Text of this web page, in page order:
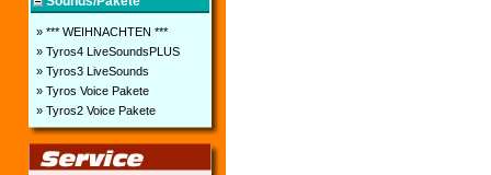
» *** WEIHNACHTEN ***
» Tyros4 LiveSoundsPLUS
» Tyros3 LiveSounds
» Tyros Voice Pakete
» Tyros2 Voice Pakete